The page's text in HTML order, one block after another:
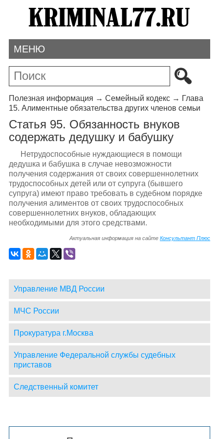
МЕНЮ
Полезная информация → Семейный кодекс→ Глава
15. Алиментные обязательства других членов семьи
Статья 95. Обязанность внуков
содержать дедушку и бабушку
Нетрудоспособные нуждающиеся в помощи
дедушка и бабушка в случае невозможности
получения содержания от своих совершеннолетних
трудоспособных детей или от супруга (бывшего
супруга) имеют право требовать в судебном порядке
получения алиментов от своих трудоспособных
совершеннолетних внуков, обладающих
необходимыми для этого средствами.
Актуальная информация на сайтеКонсультант Плюс
Управление МВД России
МЧС России
Прокуратура г.Москва
Управление Федеральной службы судебных
приставов
Следственный комитет